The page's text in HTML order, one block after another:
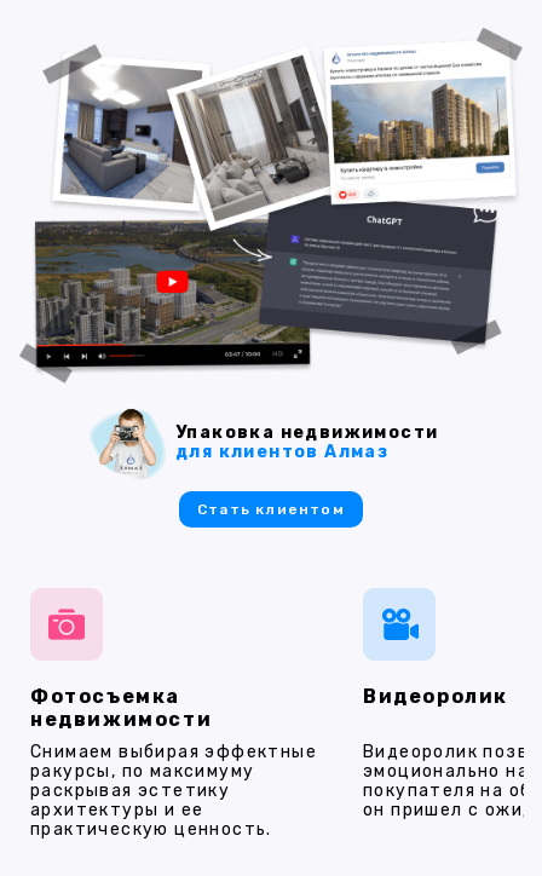
Фотосъемка
недвижимости
Снимаем выбирая эффектные
ракурсы, по максимуму
раскрывая эстетику
архитектуры и ее
практическую ценность.
Видеоролик
Видеоролик
эмоционально
покупателя на
он пришел с
Упаковка недвижимости
для клиентов Алмаз
Стать клиентом